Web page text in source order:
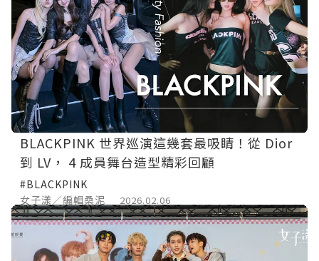
BLACKPINK 世界巡演這幾套最吸睛！從 Dior
到 LV， 4 成員舞台造型精彩回顧
#BLACKPINK
女子漾／編輯桑泥
2026.02.06